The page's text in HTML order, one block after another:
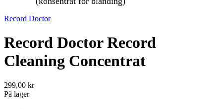
Record Doctor
Record Doctor Record
Cleaning Concentrat
299,00 kr
På lager